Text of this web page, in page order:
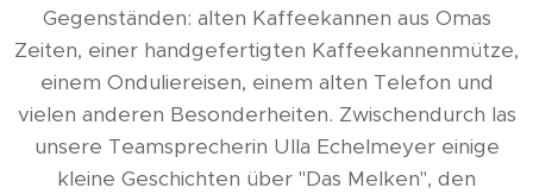
Gegenständen: alten Kaffeekannen aus Omas
Zeiten, einer handgefertigten Kaffeekannenmütze,
einem Onduliereisen, einem alten Telefon und
vielen anderen Besonderheiten. Zwischendurch las
unsere Teamsprecherin Ulla Echelmeyer einige
kleine Geschichten über "Das Melken", den